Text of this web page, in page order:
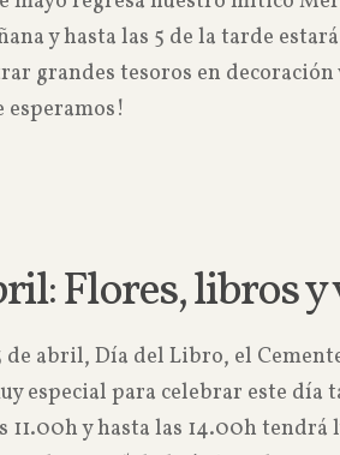
y hasta las 5 de la tarde
grandes tesoros en
esperamos!
Flores, libros
de abril, Día del Libro, el
especial para celebrar este día
11.00h y hasta las 14.00h tendrá